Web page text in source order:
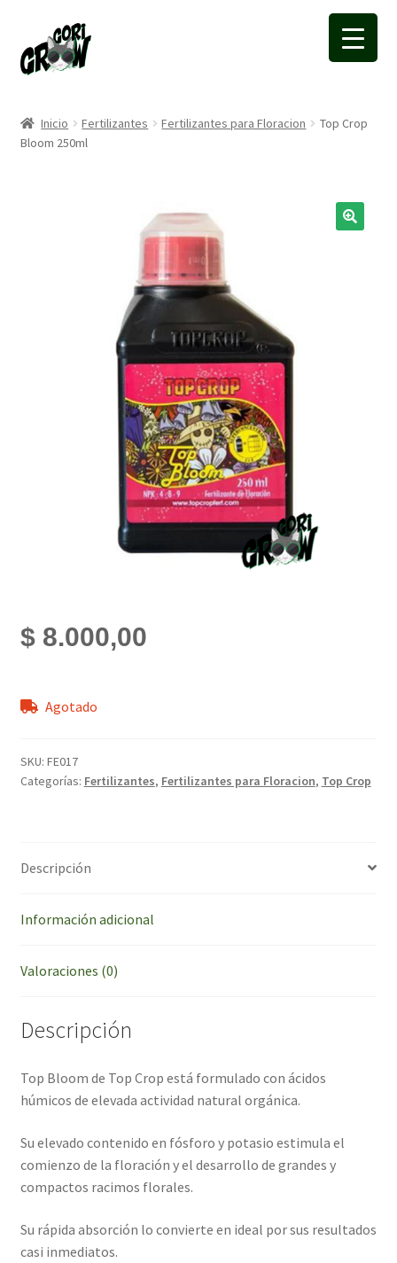
a
la
a
la
Inicio Fertilizantes Fertilizantes para Floracion
Top Crop
Bloom 250ml
$8.000,00
Agotado
SKU: FE017
Categorías: Fertilizantes, Fertilizantes para Floracion, Top Crop
Descripción
Información adicional
Valoraciones (0)
Descripción
Top Bloom de Top Crop está formulado con ácidos
húmicos de elevada actividad natural orgánica.
Su elevado contenido en fósforo y potasio estimula el
comienzo de la floración y el desarrollo de grandes y
compactos racimos florales.
Su rápida absorción lo convierte en ideal por sus resultados
casi inmediatos.